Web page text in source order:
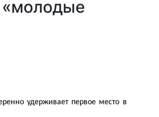
«молодые
удерживает первое место в